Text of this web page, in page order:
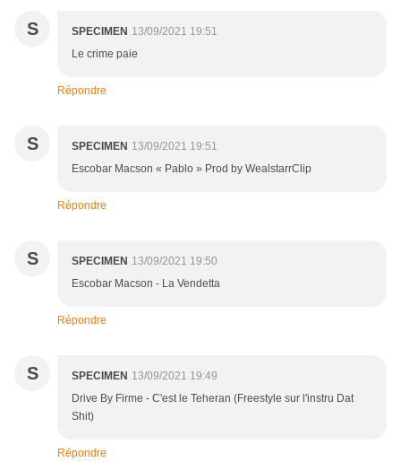
S SPECIMEN 13/09/2021 19:51
Le crime paie
Répondre
S SPECIMEN 13/09/2021 19:51
Escobar Macson « Pablo » Prod by WealstarrClip
Répondre
S SPECIMEN 13/09/2021 19:50
Escobar Macson - La Vendetta
Répondre
S SPECIMEN 13/09/2021 19:49
Drive By Firme - C'est le Teheran (Freestyle sur l'instru Dat
Shit)
Répondre